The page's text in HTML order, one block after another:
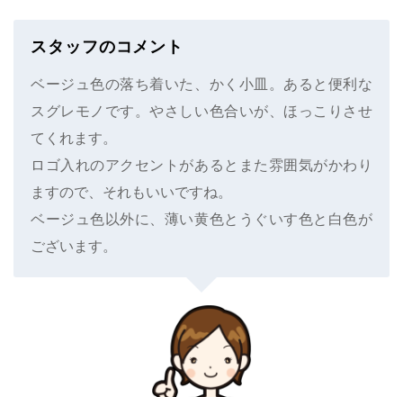
スタッフのコメント
ベージュ色の落ち着いた、かく小皿。あると便利な
スグレモノです。やさしい色合いが、ほっこりさせ
てくれます。
ロゴ入れのアクセントがあるとまた雰囲気がかわり
ますので、それもいいですね。
ベージュ色以外に、薄い黄色とうぐいす色と白色が
ございます。